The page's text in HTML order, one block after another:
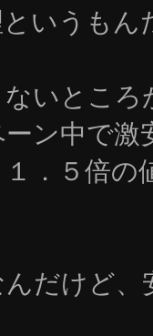
いうもん
いとこ
ン中で
．５倍
だけど